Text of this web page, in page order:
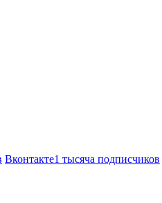
Вконтакте1 тысяча подписчиков